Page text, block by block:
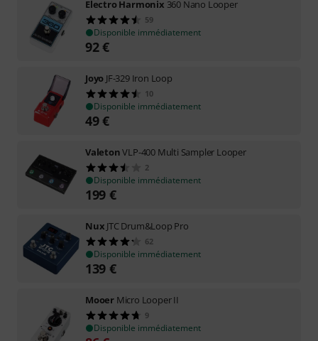
Electro Harmonix 360 Nano Looper
59
Disponible immédiatement
92€
Joyo JF-329 Iron Loop
10
Disponible immédiatement
49€
ValetonVLP-400 Multi Sampler Looper
2
Disponible immédiatement
199 €
Nux JTC Drum&Loop Pro
62
Disponible immédiatement
139 €
Mooer Micro Looper II
9
Disponible immédiatement